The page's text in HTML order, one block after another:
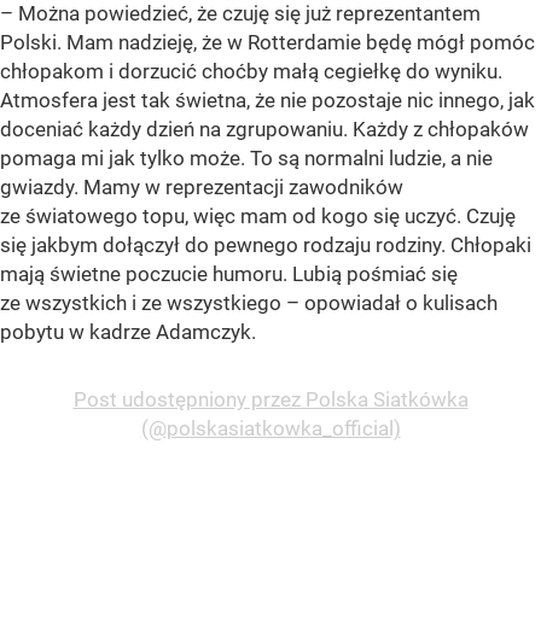
– Można powiedzieć, że czuję się już reprezentantem
Polski. Mam nadzieję, że w Rotterdamie będę mógł pomóc
chłopakom i dorzucić choćby małą cegiełkę do wyniku.
Atmosfera jest tak świetna, że nie pozostaje nic innego, jak
doceniać każdy dzień na zgrupowaniu. Każdy z chłopaków
pomaga mi jak tylko może. To są normalni ludzie, a nie
gwiazdy. Mamy w reprezentacji zawodników
ze światowego topu, więc mam od kogo się uczyć. Czuję
się jakbym dołączył do pewnego rodzaju rodziny. Chłopaki
mają świetne poczucie humoru. Lubią pośmiać się
ze wszystkich i ze wszystkiego – opowiadał o kulisach
pobytu w kadrze Adamczyk.
Post udostępniony przez Polska Siatkówka
(@polskasiatkowka_official)